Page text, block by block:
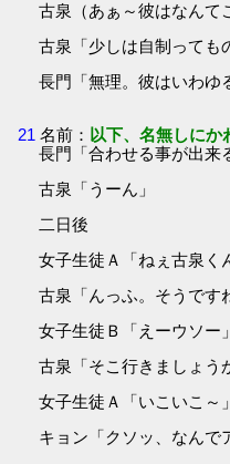
古泉（あぁ～彼はなんて
古泉「少しは自制って
長門「無理。彼はいわゆ
21 名前： 以下、名無しに
長門「合わせる事が出来
古泉「うーん」
二日後
女子生徒Ａ「ねぇ古泉く
古泉「んっふ。そうです
女子生徒Ｂ「えーウソー」
古泉「そこ行きましょう
女子生徒Ａ「いこいこ～」
キョン「クソッ、なん